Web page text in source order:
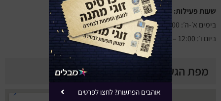
שעות פעילות:
בימים א׳-ה׳: 19:00 – 08:30
ביום ו׳: 12:00 – 09:00
מפת הגעה להיכל התרבות כפר סבא
אוהבים הפתעות? לחצו לפרטים